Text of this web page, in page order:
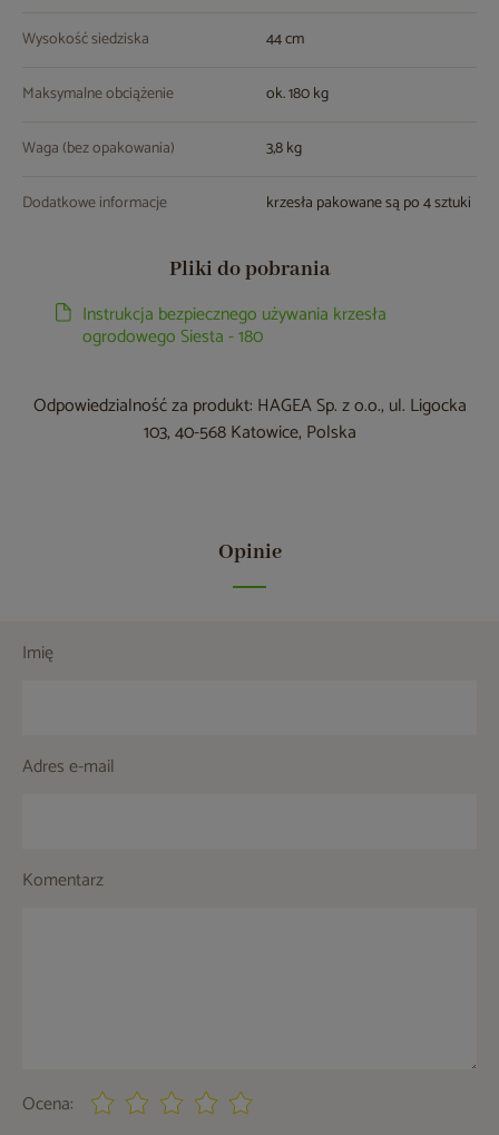
Wysokość siedziska 44 cm
Maksymalne obciążenie ok. 180 kg
Waga (bez opakowania) 3,8 kg
Dodatkowe informacje krzesła pakowane są po 4 sztuki
Pliki do pobrania
Instrukcja bezpiecznego używania krzesła
ogrodowego Siesta - 180
Odpowiedzialność za produkt: HAGEA Sp. z o.o., ul. Ligocka
103, 40-568 Katowice, Polska
Opinie
Imię
Adres e-mail
Komentarz
Ocena: